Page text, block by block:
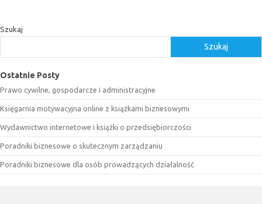
Szukaj
Szukaj
Ostatnie Posty
Prawo cywilne, gospodarcze i administracyjne
Księgarnia motywacyjna online z książkami biznesowymi
Wydawnictwo internetowe i książki o przedsiębiorczości
Poradniki biznesowe o skutecznym zarządzaniu
Poradniki biznesowe dla osób prowadzących działalność